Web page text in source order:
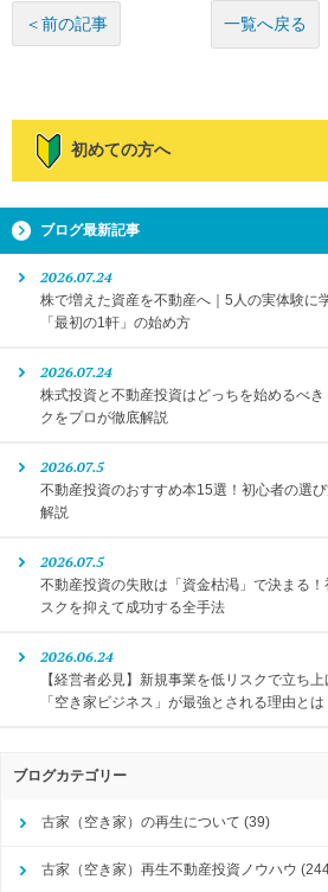
＜前の記事 一覧へ戻る
初めての方へ
ブログ最新記事
2026.07.24
株で増えた資産を不動産へ｜5人の実体験に
「最初の1軒」の始め方
2026.07.24
株式投資と不動産投資はどっちを始めるべ
クをプロが徹底解説
2026.07.5
不動産投資のおすすめ本15選！初心者の選
解説
2026.07.5
不動産投資の失敗は「資金枯渇」で決まる
スクを抑えて成功する全手法
2026.06.24
【経営者必見】新規事業を低リスクで立ち
「空き家ビジネス」が最強とされる理由とは
ブログカテゴリー
古家（空き家）の再生について (39)
古家（空き家）再生不動産投資ノウハウ